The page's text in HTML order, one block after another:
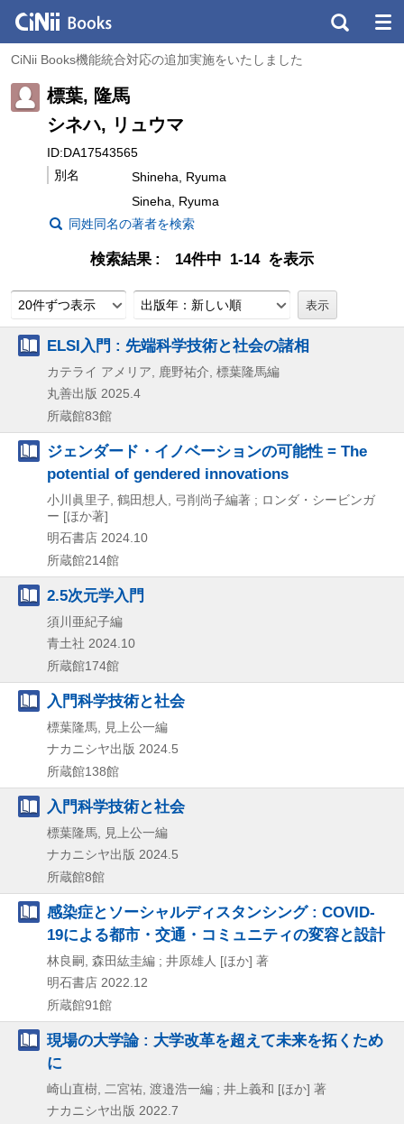
CiNii Books機能統合対応の追加実施をいたしました
標葉, 隆馬
シネハ, リュウマ
ID:DA17543565
別名
Shineha, Ryuma
Sineha, Ryuma
同姓同名の著者を検索
検索結果 14件中 1-14 を表示
20件ずつ表示 出版年：新しい順
ELSI入門 : 先端科学技術と社会の諸相
カテライ アメリア, 鹿野祐介, 標葉隆馬編
丸善出版 2025.4
所蔵館83館
ジェンダード・イノベーションの可能性 = The
potential of gendered innovations
小川眞里子, 鶴田想人, 弓削尚子編著 ; ロンダ・シービンガ
ー [ほか著]
明石書店 2024.10
所蔵館214館
2.5次元学入門
須川亜紀子編
青土社 2024.10
所蔵館174館
入門科学技術と社会
標葉隆馬, 見上公一編
ナカニシヤ出版 2024.5
所蔵館138館
入門科学技術と社会
標葉隆馬, 見上公一編
ナカニシヤ出版 2024.5
所蔵館8館
感染症とソーシャルディスタンシング : COVID-
19による都市・交通・コミュニティの変容と設計
林良嗣, 森田紘圭編 ; 井原雄人 [ほか] 著
明石書店 2022.12
所蔵館91館
現場の大学論 : 大学改革を超えて未来を拓くため
に
崎山直樹, 二宮祐, 渡邉浩一編 ; 井上義和 [ほか] 著
ナカニシヤ出版 2022.7